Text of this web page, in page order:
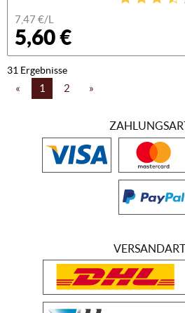
7,47 €/L
5,60 €
31 Ergebnisse
« 1 2 »